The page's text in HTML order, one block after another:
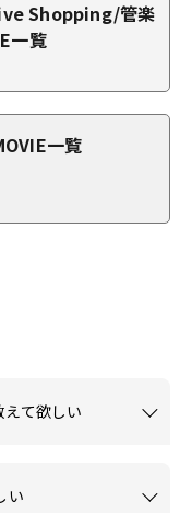
Shopping/管楽
一覧
一覧
て欲しい
い